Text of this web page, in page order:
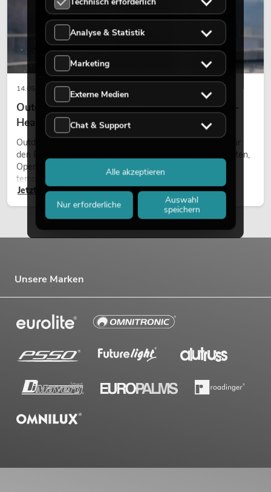
14.05.2026
Outdoor Moving-Heads: Wetterfeste Moving-
Heads bei Events
Outdoor Moving-Heads sind bewegliche Scheinwerfer für
den Einsatz im Freien. Sie werden bei Festivals, Stadtfesten,
Open-Air-Konzerten, Architekturinszenierungen und
temporären Außeninstallationen eingesetzt.
Jetzt lesen
Unsere Marken
Analyse & Statistik
Marketing
Externe Medien
Chat & Support
Nur erforderliche
Auswahl
speichern
Alle akzeptieren